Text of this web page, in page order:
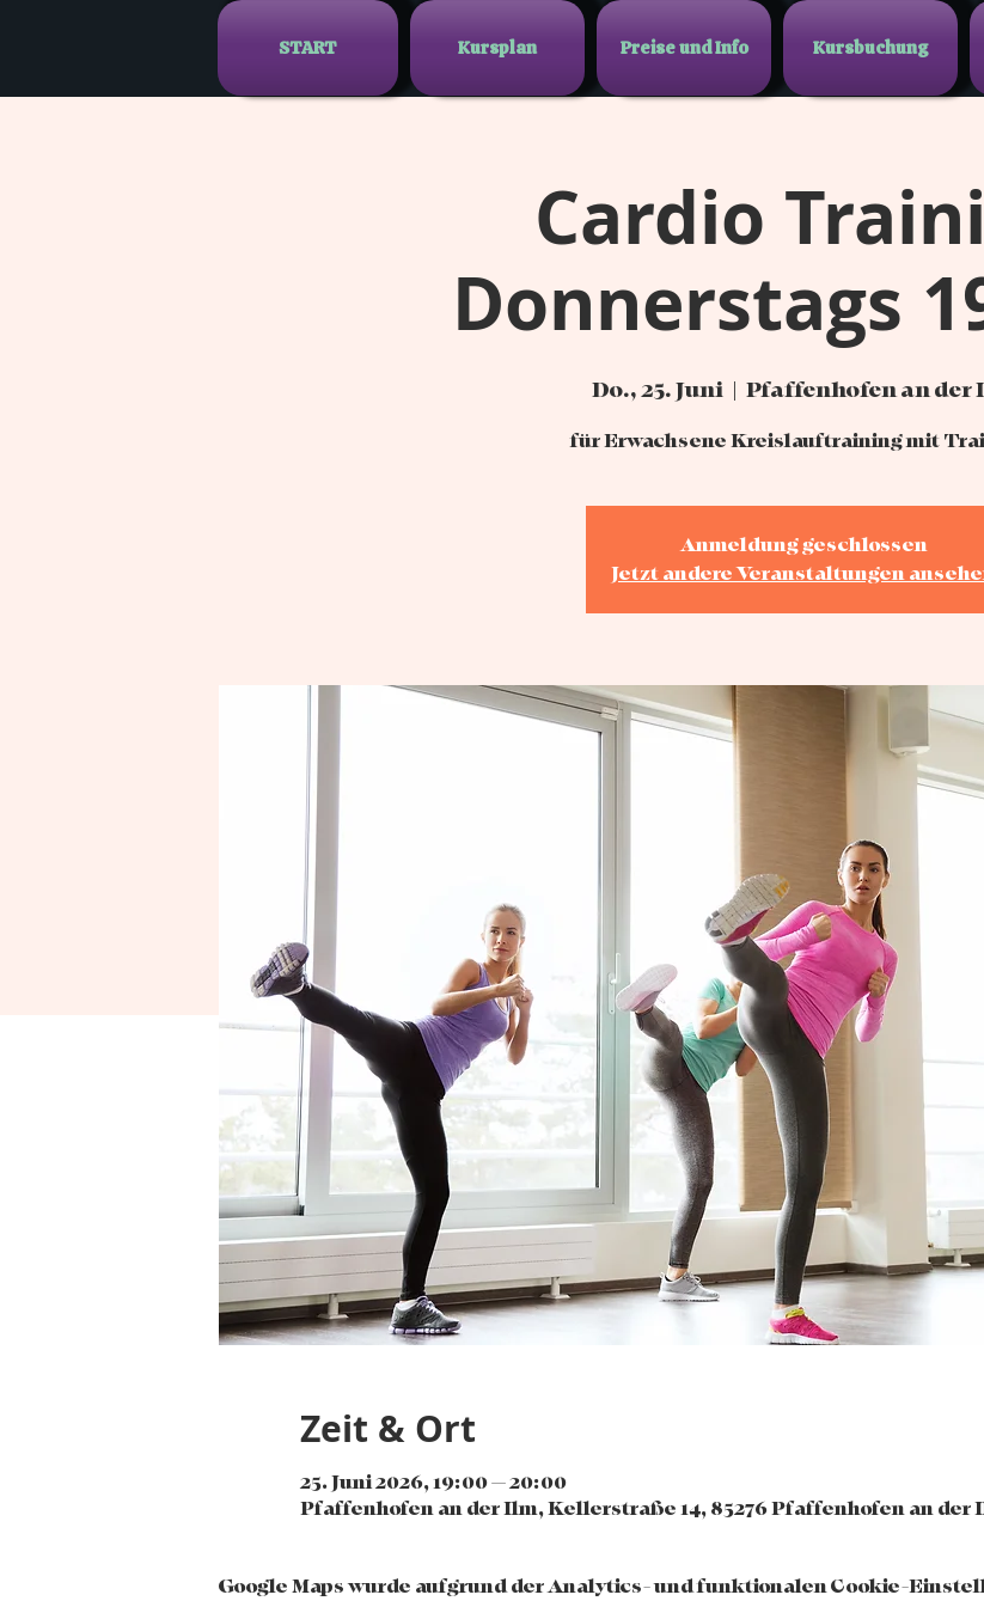
START Kursplan Preise und Info Kursbuchung
Cardio
Donnerstags
Do., 25. Juni
  |
Pfaffenhofen an der
für Erwachsene Kreislauftraining mit
Anmeldung geschlossen
Jetzt andere Veranstaltungen
Zeit & Ort
25. Juni 2026, 19:00 – 20:00
Pfaffenhofen an der Ilm, Kellerstraße 14, 85276 Pfaffenhofen an der
Google Maps wurde aufgrund der Analytics- und funktionalen Cookie-